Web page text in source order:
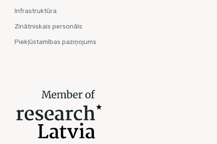
Infrastruktūra
Zinātniskais personāls
Piekļūstamības paziņojums